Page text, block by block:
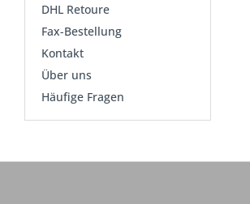
DHL Retoure
Fax-Bestellung
Kontakt
Über uns
Häufige Fragen